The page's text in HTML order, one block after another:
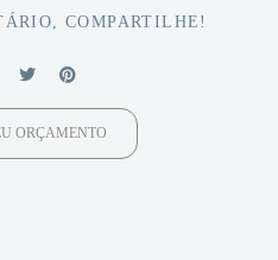
COMPARTILHE!
ORÇAMENTO